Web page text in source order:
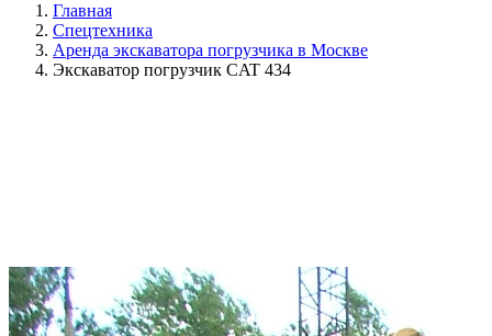
Главная
Спецтехника
Аренда экскаватора погрузчика в Москве
Экскаватор погрузчик CAT 434